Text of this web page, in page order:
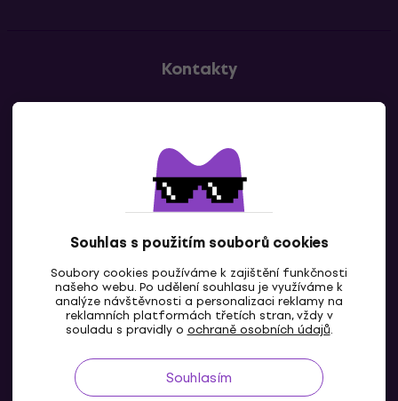
Souhlas s použitím souborů cookies
Soubory cookies používáme k zajištění funkčnosti
našeho webu. Po udělení souhlasu je využíváme k
analýze návštěvnosti a personalizaci reklamy na
reklamních platformách třetích stran, vždy v
souladu s pravidly o ochraně osobních údajů.
Souhlasím
Kontakty
CZ